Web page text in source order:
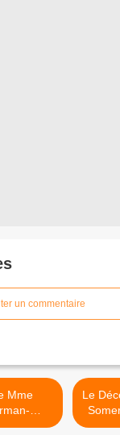
un commentaire
2019).
Le